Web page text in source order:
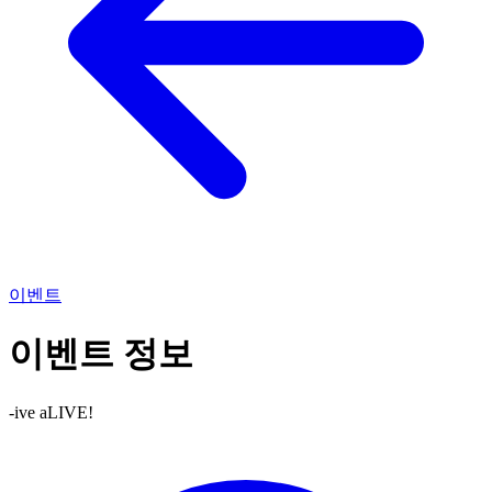
이벤트
이벤트 정보
-ive aLIVE!